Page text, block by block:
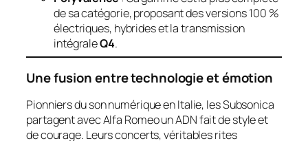
de sa catégorie, proposant des versions 100 %
électriques, hybrides et la transmission
intégraleQ4.
Une fusion entre technologie et émotion
Pionniers du son numérique en Italie, les Subsonica
partagent avec Alfa Romeo un ADN fait de style et
de courage. Leurs concerts, véritables rites